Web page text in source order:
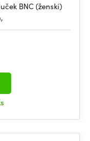
BNC (ženski)